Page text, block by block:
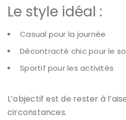
Le style idéal :
Casual pour la journée
Décontracté chic pour le
Sportif pour les activités
L’objectif est de rester à
circonstances.